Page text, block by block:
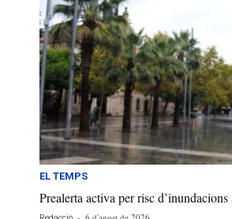
EL TEMPS
Prealerta activa per risc d’inundacions